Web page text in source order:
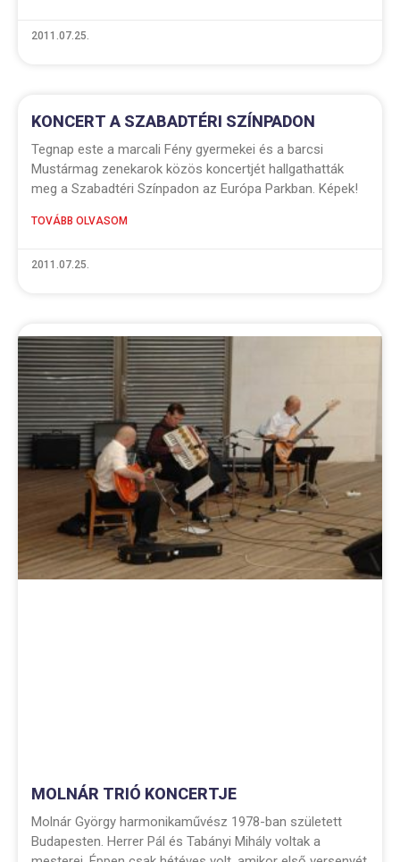
2011.07.25.
KONCERT A SZABADTÉRI SZÍNPADON
Tegnap este a marcali Fény gyermekei és a barcsi
Mustármag zenekarok közös koncertjét hallgathatták
meg a Szabadtéri Színpadon az Európa Parkban. Képek!
TOVÁBB OLVASOM
2011.07.25.
MOLNÁR TRIÓ KONCERTJE
Molnár György harmonikaművész 1978-ban született
Budapesten. Herrer Pál és Tabányi Mihály voltak a